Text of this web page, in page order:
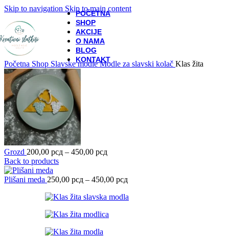
Skip to navigation Skip to main content
POČETNA
SHOP
AKCIJE
O NAMA
BLOG
KONTAKT
Početna Shop Slavske modleModle za slavski kolač Klas žita
Grozd 200,00 рсд – 450,00 рсдRaspon
200,00 рсд
450,00 рсд
Back to products
Plišani meda 250,00 рсд – 450,00 рсдRaspon
od